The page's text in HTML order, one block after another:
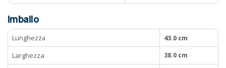
Imballo
Lunghezza
43.0 cm
Larghezza
38.0 cm